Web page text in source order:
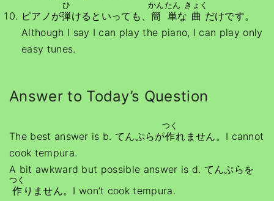
ピアノが弾
ひ
けるといっても、簡単
かんたん
な 曲
きょく
だけです。
Although I say I can play the piano, I can play only
easy tunes.
Answer to Today’s Question
The best answer is b. てんぷらが作
つく
れません。I cannot
cook tempura.
A bit awkward but possible answer is d. てんぷらを
作
つく
りません。I won’t cook tempura.